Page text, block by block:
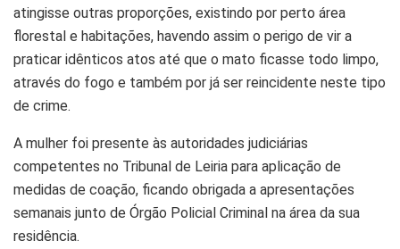
atingisse outras proporções, existindo por perto área
florestal e habitações, havendo assim o perigo de vir a
praticar idênticos atos até que o mato ficasse todo limpo,
através do fogo e também por já ser reincidente neste tipo
de crime.
A mulher foi presente às autoridades judiciárias
competentes no Tribunal de Leiria para aplicação de
medidas de coação, ficando obrigada a apresentações
semanais junto de Órgão Policial Criminal na área da sua
residência.